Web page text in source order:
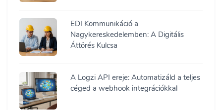
EDI Kommunikáció a
Nagykereskedelemben: A Digitális
Áttörés Kulcsa
A Logzi API ereje: Automatizáld a teljes
céged a webhook integrációkkal